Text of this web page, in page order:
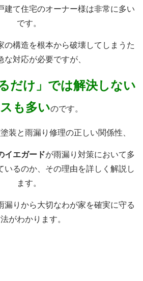
建て住宅のオーナー様は非常に多い
です。
の構造を根本から破壊してしまうた
な対応が必要ですが、
だけ」では解決しない
も多いのです。
装と雨漏り修理の正しい関係性、
イエガードが雨漏り対策において多
いるのか、その理由を詳しく解説し
ます。
漏りから大切なわが家を確実に守る
がわかります。